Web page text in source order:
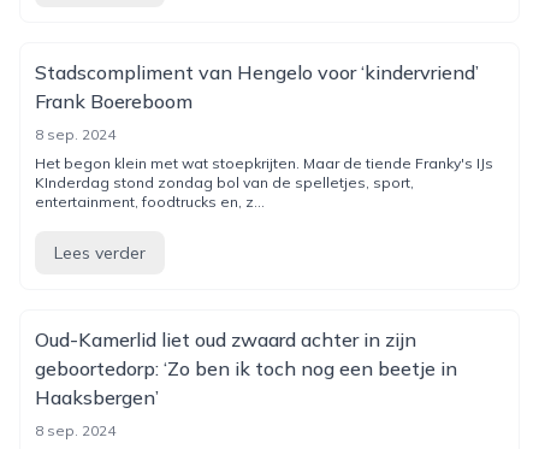
Stadscompliment van Hengelo voor ‘kindervriend’
Frank Boereboom
8 sep. 2024
Het begon klein met wat stoepkrijten. Maar de tiende Franky's IJs
KInderdag stond zondag bol van de spelletjes, sport,
entertainment, foodtrucks en, z...
Lees verder
Oud-Kamerlid liet oud zwaard achter in zijn
geboortedorp: ‘Zo ben ik toch nog een beetje in
Haaksbergen’
8 sep. 2024